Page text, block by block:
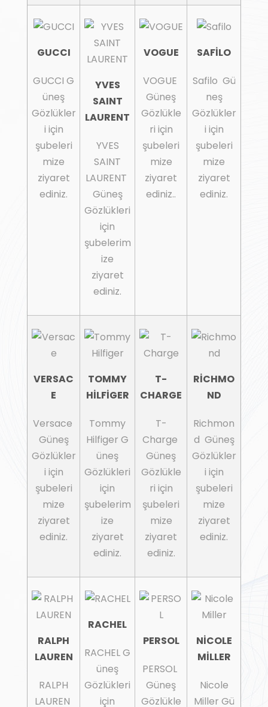
GUCCI
GUCCI G
üneş
Gözlükler
i için
şubeleri
mize
ziyaret
ediniz.
YVES
SAINT
LAURENT
YVES
SAINT
LAURENT
Güneş
Gözlükleri
için
şubelerim
ize
ziyaret
ediniz.
VOGUE
VOGUE
Güneş
Gözlükle
ri için
şubeleri
mize
ziyaret
ediniz..
SAFİLO
Safilo Gü
neş
Gözlükler
i için
şubeleri
mize
ziyaret
ediniz.
VERSAC
E
Versace
Güneş
Gözlükler
i için
şubeleri
mize
ziyaret
ediniz.
TOMMY
HİLFİGER
Tommy
Hilfiger G
üneş
Gözlükleri
için
şubelerim
ize
ziyaret
ediniz.
T-
CHARGE
T-
Charge
Güneş
Gözlükle
ri için
şubeleri
mize
ziyaret
ediniz.
RİCHMO
ND
Richmon
d Güneş
Gözlükler
i için
şubeleri
mize
ziyaret
ediniz.
RALPH
LAUREN
RALPH
LAUREN
RACHEL
RACHEL G
üneş
Gözlükleri
için
PERSOL
PERSOL
Güneş
Gözlükle
NİCOLE
MİLLER
Nicole
Miller Gü